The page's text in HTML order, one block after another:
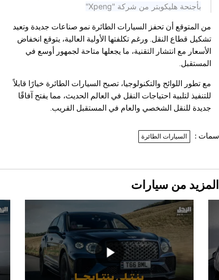
بأجنحة هليكوبتر من شركة "Xpeng"
من المتوقع أن تحفز السيارات الطائرة نمو صناعات جديدة وتعيد
تشكيل قطاع النقل. ورغم تكلفتها الأولية العالية، يتوقع انخفاض
الأسعار مع انتشار التقنية، ما يجعلها متاحة لجمهور أوسع في
المستقبل.
مع تطور اللوائح والتكنولوجيا، تصبح السيارات الطائرة خيارًا قابلاً
للتنفيذ لتلبية احتياجات النقل في العالم الحديث، مما يفتح آفاقًا
جديدة للنقل الشخصي والعام في المستقبل القريب.
: السيارات الطائرة
من سيارات